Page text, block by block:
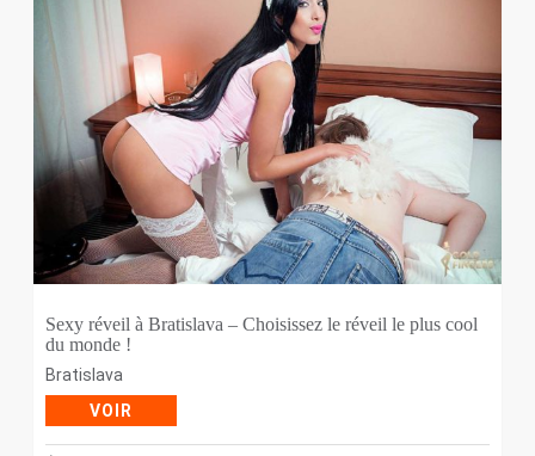
Sexy réveil à Bratislava – Choisissez le réveil le plus cool
du monde !
Bratislava
VOIR